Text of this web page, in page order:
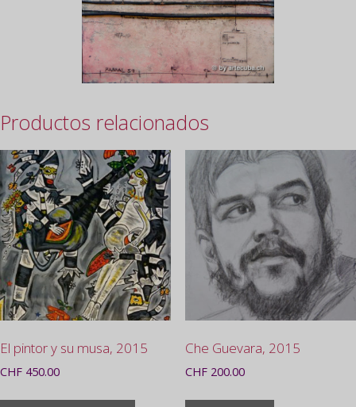
Productos relacionados
El pintor y su musa, 2015
CHF 450.00
Che Guevara, 2015
CHF200.00